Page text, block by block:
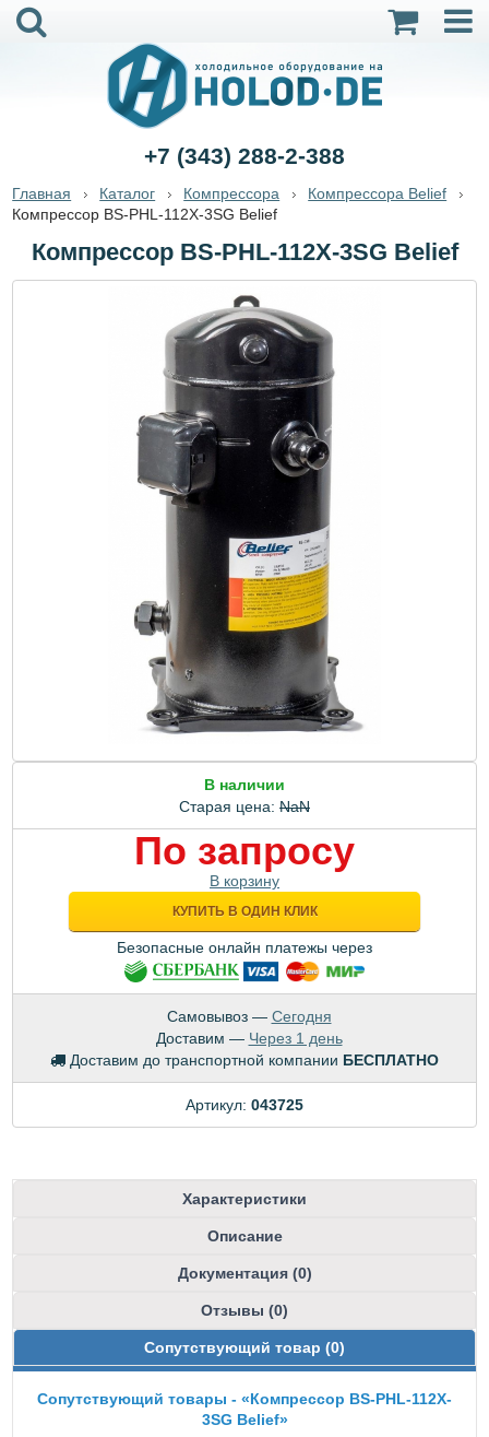
+7 (343) 288-2-388
Главная Каталог Компрессора
Компрессора Belief
Компрессор BS-PHL-112X-3SG Belief
Компрессор BS-PHL-112X-3SG Belief
В наличии
Старая цена: NaN
По запросу
В корзину
КУПИТЬ В ОДИН КЛИК
Безопасные онлайн платежы через
Самовывоз — Сегодня
Доставим — Через 1 день
Доставим до транспортной компании БЕСПЛАТНО
Артикул: 043725
Характеристики
Описание
Документация (0)
Отзывы (0)
Сопутствующий товар (0)
Сопутствующий товары - «Компрессор BS-PHL-112X-
3SG Belief»